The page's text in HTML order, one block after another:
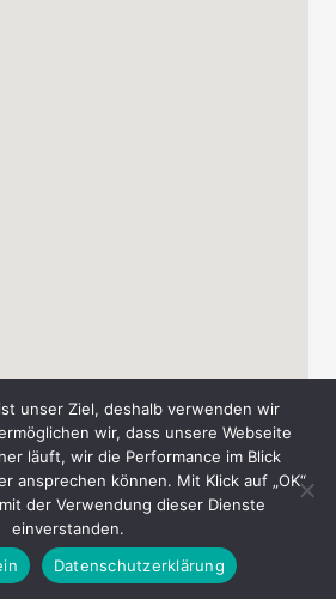
Messe-Süd A. & T. Schmid GbR
Impressum Kontakt
unser Ziel, deshalb verwenden wir
wir, dass unsere Webseite
läuft, wir die Performance im Blick
ansprechen können. Mit Klick auf „OK“
der Verwendung dieser Dienste
einverstanden.
Datenschutzerklärung